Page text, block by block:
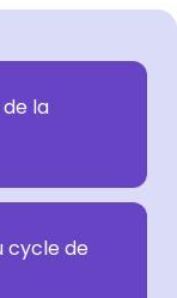
la
cycle de